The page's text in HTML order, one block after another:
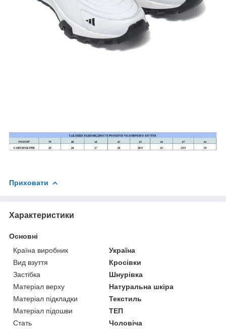
Приховати
Характеристики
Основні
Країна виробник
Україна
Вид взуття
Кросівки
Застібка
Шнурівка
Матеріал верху
Натуральна шкіра
Матеріал підкладки
Текстиль
Матеріал підошви
ТЕП
Стать
Чоловіча